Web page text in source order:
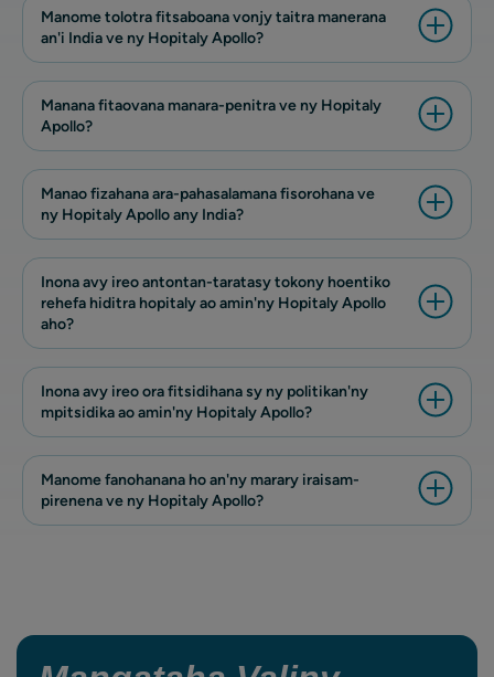
Manome tolotra fitsaboana vonjy taitra manerana
an'i India ve ny Hopitaly Apollo?
Manana fitaovana manara-penitra ve ny Hopitaly
Apollo?
Manao fizahana ara-pahasalamana fisorohana ve
ny Hopitaly Apollo any India?
Inona avy ireo antontan-taratasy tokony hoentiko
rehefa hiditra hopitaly ao amin'ny Hopitaly Apollo
aho?
Inona avy ireo ora fitsidihana sy ny politikan'ny
mpitsidika ao amin'ny Hopitaly Apollo?
Manome fanohanana ho an'ny marary iraisam-
pirenena ve ny Hopitaly Apollo?